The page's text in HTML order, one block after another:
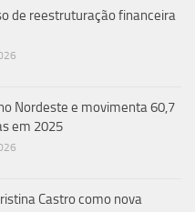
de reestruturação financeira
Nordeste e movimenta 60,7
em 2025
Castro como nova